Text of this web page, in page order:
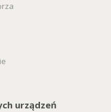
urządzeń